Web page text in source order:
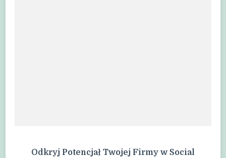
Odkryj Potencjał Twojej Firmy w Social